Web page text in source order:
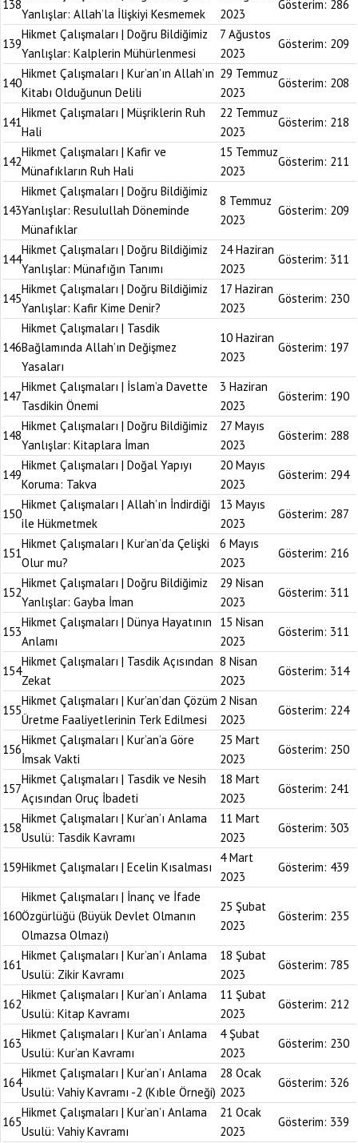
138
Yanlışlar: Allah’la İlişkiyi Kesmemek
2023
Gösterim: 286
139
Hikmet Çalışmaları | Doğru Bildiğimiz
Yanlışlar: Kalplerin Mühürlenmesi
7 Ağustos
2023
Gösterim: 209
140
Hikmet Çalışmaları | Kur’an’ın Allah’ın
Kitabı Olduğunun Delili
29 Temmuz
2023
Gösterim: 208
141
Hikmet Çalışmaları | Müşriklerin Ruh
Hali
22 Temmuz
2023
Gösterim: 218
142
Hikmet Çalışmaları | Kafir ve
Münafıkların Ruh Hali
15 Temmuz
2023
Gösterim: 211
143
Hikmet Çalışmaları | Doğru Bildiğimiz
Yanlışlar: Resulullah Döneminde
Münafıklar
8 Temmuz
2023
Gösterim: 209
144
Hikmet Çalışmaları | Doğru Bildiğimiz
Yanlışlar: Münafığın Tanımı
24 Haziran
2023
Gösterim: 311
145
Hikmet Çalışmaları | Doğru Bildiğimiz
Yanlışlar: Kafir Kime Denir?
17 Haziran
2023
Gösterim: 230
146
Hikmet Çalışmaları | Tasdik
Bağlamında Allah’ın Değişmez
Yasaları
10 Haziran
2023
Gösterim: 197
147
Hikmet Çalışmaları | İslam’a Davette
Tasdikin Önemi
3 Haziran
2023
Gösterim: 190
148
Hikmet Çalışmaları | Doğru Bildiğimiz
Yanlışlar: Kitaplara İman
27 Mayıs
2023
Gösterim: 288
149
Hikmet Çalışmaları | Doğal Yapıyı
Koruma: Takva
20 Mayıs
2023
Gösterim: 294
150
Hikmet Çalışmaları | Allah’ın İndirdiği
ile Hükmetmek
13 Mayıs
2023
Gösterim: 287
151
Hikmet Çalışmaları | Kur’an’da Çelişki
Olur mu?
6 Mayıs
2023
Gösterim: 216
152
Hikmet Çalışmaları | Doğru Bildiğimiz
Yanlışlar: Gayba İman
29 Nisan
2023
Gösterim: 311
153
Hikmet Çalışmaları | Dünya Hayatının
Anlamı
15 Nisan
2023
Gösterim: 311
154
Hikmet Çalışmaları | Tasdik Açısından
Zekat
8 Nisan
2023
Gösterim: 314
155
Hikmet Çalışmaları | Kur’an’dan Çözüm
Üretme Faaliyetlerinin Terk Edilmesi
2 Nisan
2023
Gösterim: 224
156
Hikmet Çalışmaları | Kur’an’a Göre
İmsak Vakti
25 Mart
2023
Gösterim: 250
157
Hikmet Çalışmaları | Tasdik ve Nesih
Açısından Oruç İbadeti
18 Mart
2023
Gösterim: 241
158
Hikmet Çalışmaları | Kur’an’ı Anlama
Usulü: Tasdik Kavramı
11 Mart
2023
Gösterim: 303
159Hikmet Çalışmaları | Ecelin Kısalması
4 Mart
2023
Gösterim: 439
160
Hikmet Çalışmaları | İnanç ve İfade
Özgürlüğü (Büyük Devlet Olmanın
Olmazsa Olmazı)
25 Şubat
2023
Gösterim: 235
161
Hikmet Çalışmaları | Kur’an’ı Anlama
Usulü: Zikir Kavramı
18 Şubat
2023
Gösterim: 785
162
Hikmet Çalışmaları | Kur’an’ı Anlama
Usulü: Kitap Kavramı
11 Şubat
2023
Gösterim: 212
163
Hikmet Çalışmaları | Kur’an’ı Anlama
Usulü: Kur’an Kavramı
4 Şubat
2023
Gösterim: 230
164
Hikmet Çalışmaları | Kur’an’ı Anlama
Usulü: Vahiy Kavramı -2 (Kıble Örneği)
28 Ocak
2023
Gösterim: 326
165
Hikmet Çalışmaları | Kur’an’ı Anlama
Usulü: Vahiy Kavramı
21 Ocak
2023
Gösterim: 339